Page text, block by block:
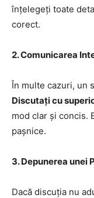
înțelegeți toate
corect.
2. Comunicarea
În multe cazuri, un
Discutați cu
mod clar și concis.
pașnice.
3. Depunerea unei
Dacă discuția nu